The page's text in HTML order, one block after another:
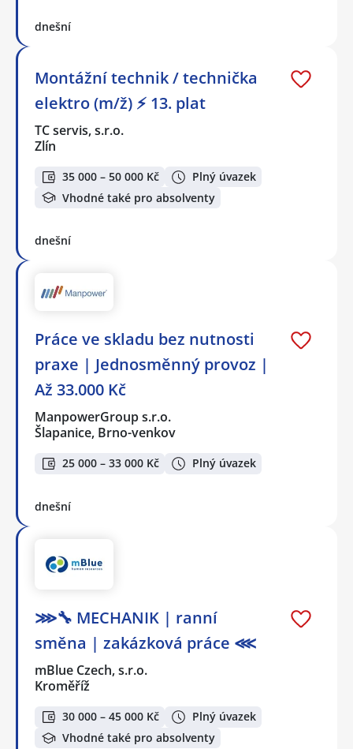
dnešní
Montážní technik / technička
elektro (m/ž) ⚡ 13. plat
TC servis, s.r.o.
Zlín
35 000 – 50 000 Kč
Plný úvazek
Vhodné také pro absolventy
dnešní
Práce ve skladu bez nutnosti
praxe | Jednosměnný provoz |
Až 33.000 Kč
ManpowerGroup s.r.o.
Šlapanice, Brno-venkov
25 000 – 33 000 Kč Plný úvazek
dnešní
⋙🔧 MECHANIK | ranní
směna | zakázková práce ⋘
mBlue Czech, s.r.o.
Kroměříž
30 000 – 45 000 Kč
Plný úvazek
Vhodné také pro absolventy